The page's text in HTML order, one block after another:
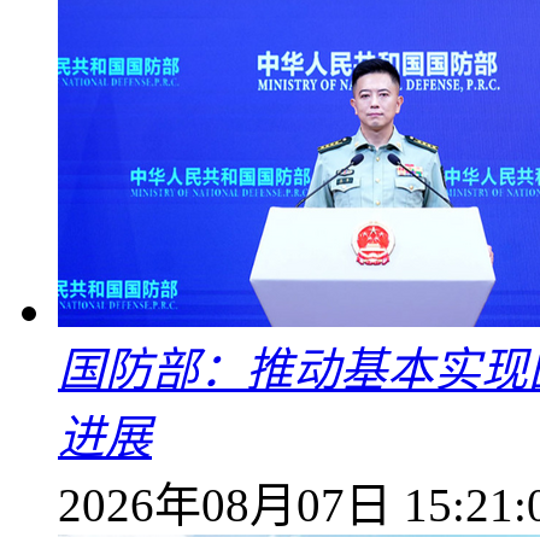
国防部：推动基本实
进展
2026年08月07日